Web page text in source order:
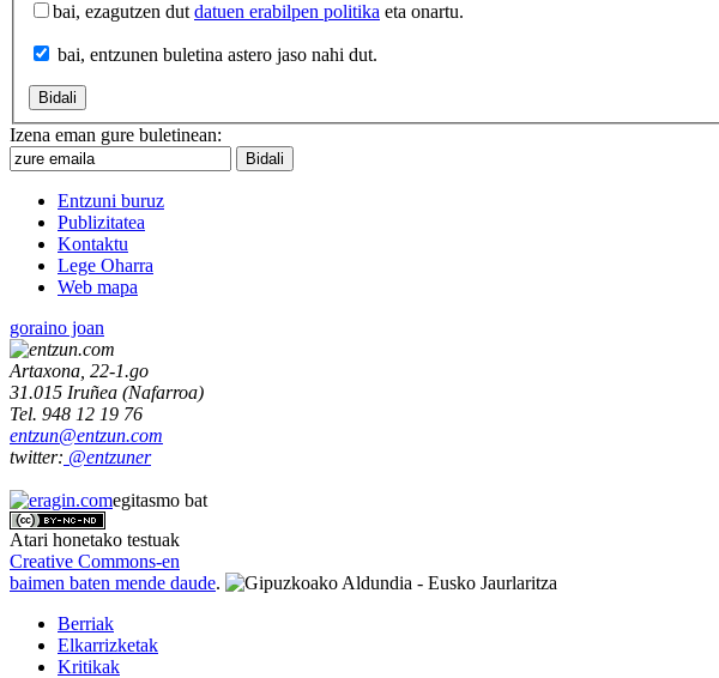
bai, ezagutzen dut datuen erabilpen politika eta onartu.
bai, entzunen buletina astero jaso nahi dut.
Izena eman gure buletinean:
Entzuni buruz
Publizitatea
Kontaktu
Lege Oharra
Web mapa
goraino joan
Artaxona, 22-1.go
31.015 Iruñea (Nafarroa)
Tel. 948 12 19 76
entzun@entzun.com
twitter: @entzuner
egitasmo bat
Atari honetako testuak
Creative Commons-en
baimen baten mende daude.
Berriak
Elkarrizketak
Kritikak